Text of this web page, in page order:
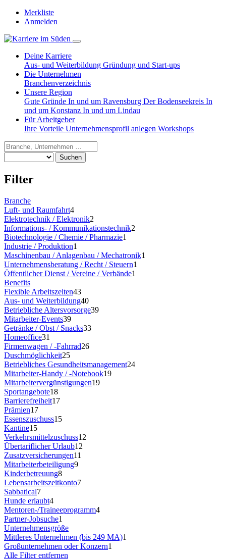
Merkliste
Anmelden
Deine Karriere
Aus- und Weiterbildung Gründung und Start-ups
Die Unternehmen
Branchenverzeichnis
Unsere Region
Gute Gründe In und um Ravensburg Der Bodenseekreis In
und um Konstanz In und um Lindau
Für Arbeitgeber
Ihre Vorteile Unternehmensprofil anlegen Workshops
Suchen
Filter
Branche
Luft- und Raumfahrt4
Elektrotechnik / Elektronik2
Informations- / Kommunikationstechnik2
Biotechnologie / Chemie / Pharmazie1
Industrie / Produktion1
Maschinenbau / Anlagenbau / Mechatronik1
Unternehmensberatung / Recht / Steuern1
Öffentlicher Dienst / Vereine / Verbände1
Benefits
Flexible Arbeitszeiten43
Aus- und Weiterbildung40
Betriebliche Altersvorsorge39
Mitarbeiter-Events39
Getränke / Obst / Snacks33
Homeoffice31
Firmenwagen / -Fahrrad26
Duschmöglichkeit25
Betriebliches Gesundheitsmanagement24
Mitarbeiter-Handy / -Notebook19
Mitarbeitervergünstigungen19
Sportangebote18
Barrierefreiheit17
Prämien17
Essenszuschuss15
Kantine15
Verkehrsmittelzuschuss12
Übertariflicher Urlaub12
Zusatzversicherungen11
Mitarbeiterbeteiligung9
Kinderbetreuung8
Lebensarbeitszeitkonto7
Sabbatical7
Hunde erlaubt4
Mentoren-/Traineeprogramm4
Partner-Jobsuche1
Unternehmensgröße
Mittleres Unternehmen (bis 249 MA)1
Großunternehmen oder Konzern1
Alle Filter entfernen